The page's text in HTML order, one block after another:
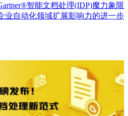
智能文档处理(IDP)魔力象限
业自动化领域扩展影响力的进一步